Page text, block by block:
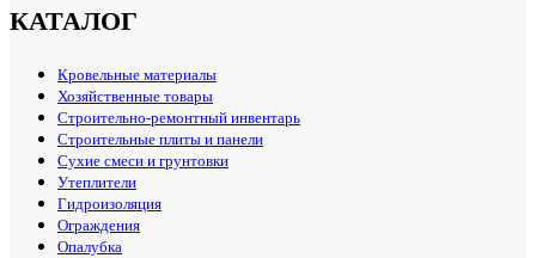
КАТАЛОГ
Кровельные материалы
Хозяйственные товары
Строительно-ремонтный инвентарь
Строительные плиты и панели
Сухие смеси и грунтовки
Утеплители
Гидроизоляция
Ограждения
Опалубка